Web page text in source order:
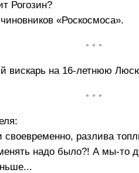
Рогозин?
«Роскосмоса».
• • •
вискарь на 16-летнюю
• • •
разлива
надо было?! А мы-то